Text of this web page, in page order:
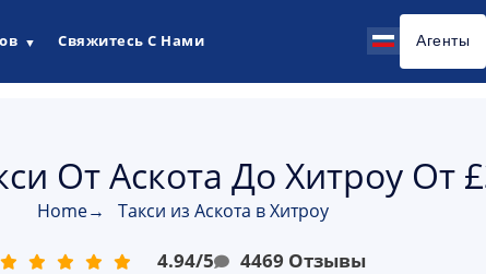
▼ Свяжитесь С Нами Агенты
От Аскота До Хитроу От
Home→ Такси из Аскота в Хитроу
4.94/5 4469 Отзывы